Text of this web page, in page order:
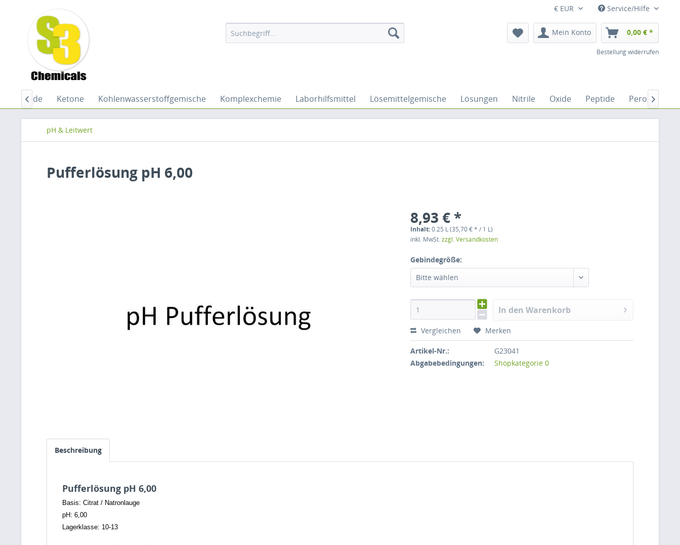
€ EUR Service/Hilfe
Mein Konto 0,00 € *
Bestellung widerrufen
Imide Ketone Kohlenwasserstoffgemische Komplexchemie Laborhilfsmittel Lösemittelgemische Lösungen Nitrile Oxide Peptide Peroxide
 
pH & Leitwert
Pufferlösung pH 6,00
8,93 € *
Inhalt:0.25 L (35,70 € * / 1 L)
inkl. MwSt.zzgl. Versandkosten
Gebindegröße:
Bitte wählen
In den Warenkorb
Vergleichen Merken
Artikel-Nr.:
G23041
Abgabebedingungen:
Shopkategorie 0
Beschreibung
Pufferlösung pH 6,00
Basis: Citrat / Natronlauge
pH: 6,00
Lagerklasse: 10-13